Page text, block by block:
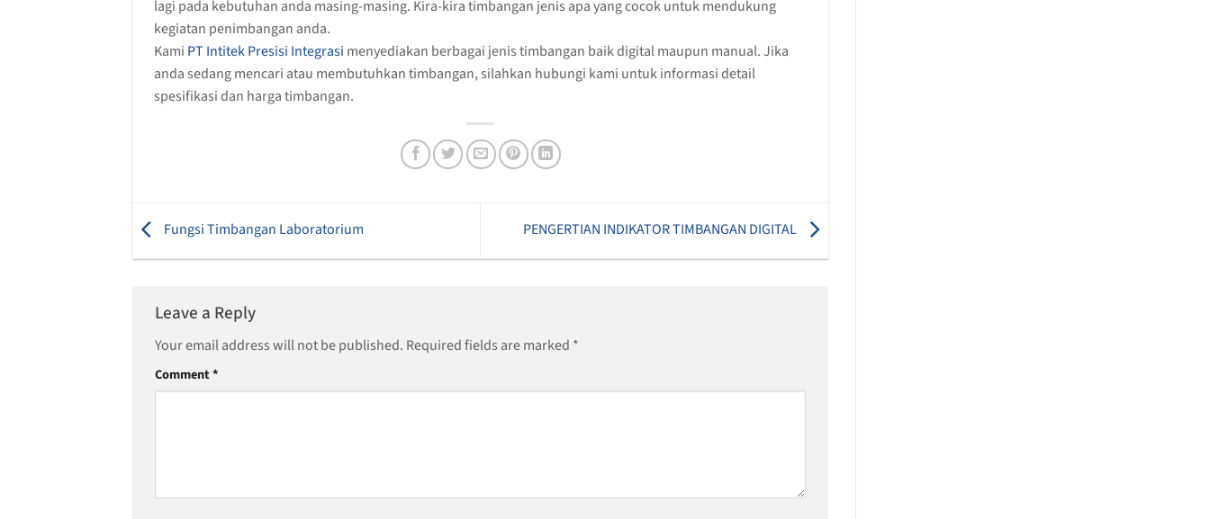
lagi pada kebutuhan anda masing-masing. Kira-kira timbangan jenis apa yang cocok untuk mendukung
kegiatan penimbangan anda.
Kami PT Intitek Presisi Integrasi menyediakan berbagai jenis timbangan baik digital maupun manual. Jika
anda sedang mencari atau membutuhkan timbangan, silahkan hubungi kami untuk informasi detail
spesifikasi dan harga timbangan.
Fungsi Timbangan Laboratorium PENGERTIAN INDIKATOR TIMBANGAN DIGITAL
Leave a Reply
Your email address will not be published. Required fields are marked *
Comment*